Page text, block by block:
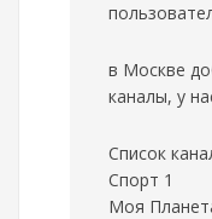
в Москве
каналы, у
Список
Спорт 1
Моя